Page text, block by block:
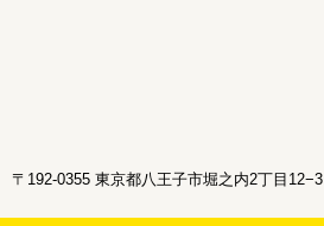
〒192-0355 東京都八王子市堀之内2丁目12−3